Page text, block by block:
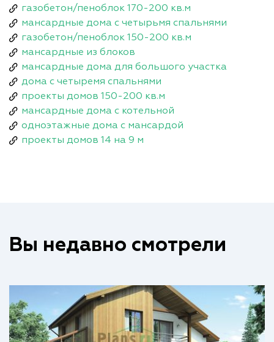
газобетон/пеноблок 170-200 кв.м
мансардные дома с четырьмя спальнями
газобетон/пеноблок 150-200 кв.м
мансардные из блоков
мансардные дома для большого участка
дома с четыремя спальнями
проекты домов 150-200 кв.м
мансардные дома с котельной
одноэтажные дома с мансардой
проекты домов 14 на 9 м
Вы недавно смотрели